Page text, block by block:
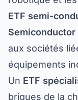
ETF semi-
Semiconductor
aux sociétés
équipements
Un ETF
briques de la